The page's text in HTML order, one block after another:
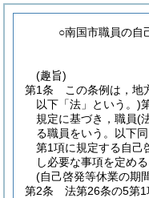
○南国市職員の自
(趣旨)
第1条
この条例は，地
以下「法」という。)
規定に基づき，職員(
る職員をいう。以下
第1項に規定する自己
し必要な事項を定める
(自己啓発等休業の期
第2条
法第26条の5第